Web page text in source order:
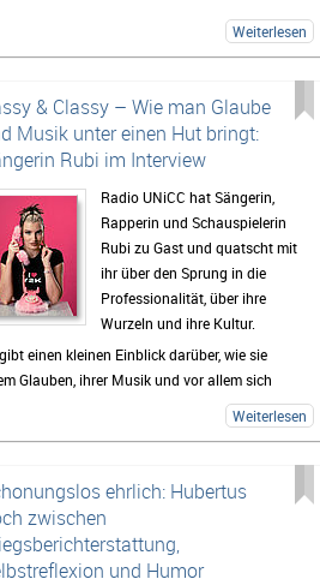
Woher kommt eigentlich der
MilleniumKid und was sind seine
und mehr erfahrt ihr im Interview - hört gerne
rein!
Weiterlesen
& Classy – Wie man Glaube
Musik unter einen Hut bringt:
Rubi im Interview
Radio UNiCC hat Sängerin,
Rapperin und Schauspielerin
Rubi zu Gast und quatscht mit
ihr über den Sprung in die
Professionalität, über ihre
Wurzeln und ihre Kultur.
einen kleinen Einblick darüber, wie sie
Glauben, ihrer Musik und vor allem sich
treu bleibt und einen Exkurs in die Welt der
Languages und welche Person ihr über all
RUBI GEHT IM OKTOBER AUF TOUR!
Infos dazu gibt’s im Interview – hört gerne
rein!)
Weiterlesen
ehrlich: Hubertus
zwischen
und Humor